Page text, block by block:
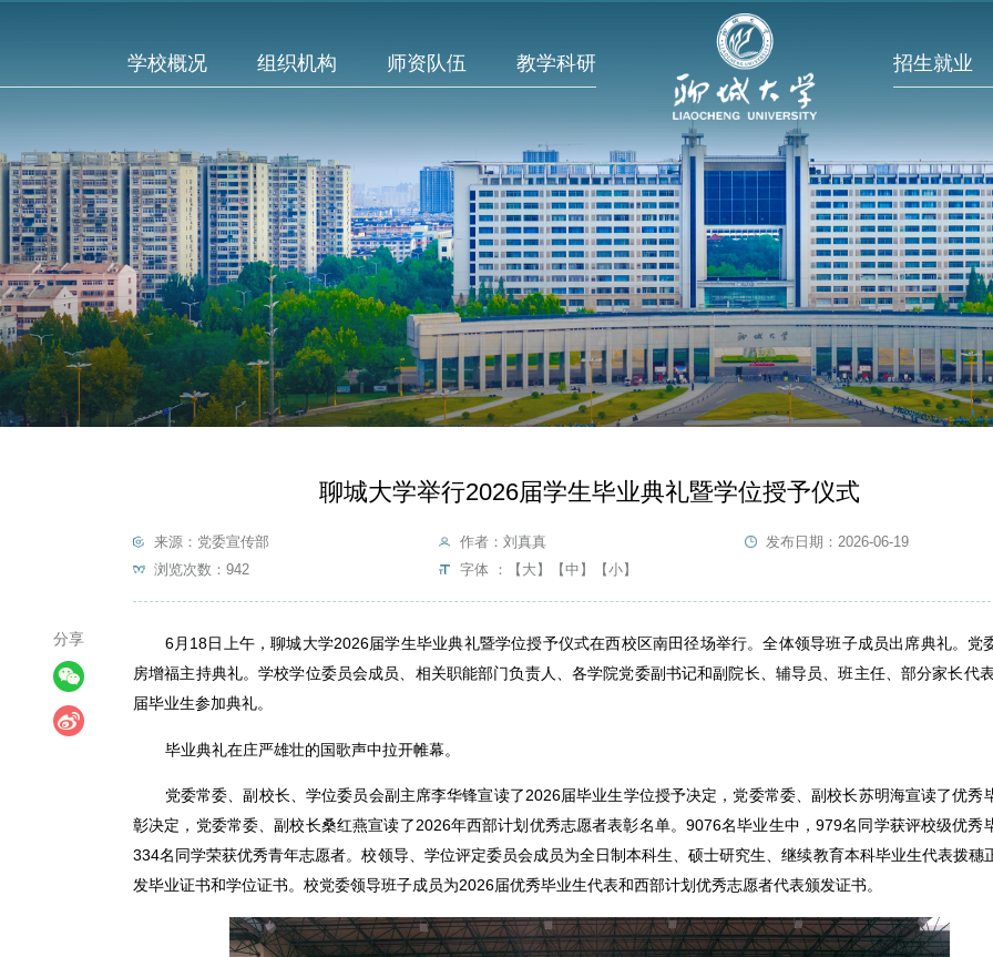
学校概况 组织机构 师资队伍 教学科研 招生就业
聊城大学举行2026届学生毕业典礼暨学位授予仪式
来源：党委宣传部 作者：刘真真
发布日期：2026-06-19
浏览次数：942 字体 ： 【大】 【中】 【小】
6月18日上午，聊城大学2026届学生毕业典礼暨学位授予仪式在西校区南田径场举行。全体领导班子成员出席典礼。党
房增福主持典礼。学校学位委员会成员、相关职能部门负责人、各学院党委副书记和副院长、辅导员、班主任、部分家长代
届毕业生参加典礼。
毕业典礼在庄严雄壮的国歌声中拉开帷幕。
党委常委、副校长、学位委员会副主席李华锋宣读了2026届毕业生学位授予决定，党委常委、副校长苏明海宣读了优秀
彰决定，党委常委、副校长桑红燕宣读了2026年西部计划优秀志愿者表彰名单。9076名毕业生中，979名同学获评校级优秀
334名同学荣获优秀青年志愿者。校领导、学位评定委员会成员为全日制本科生、硕士研究生、继续教育本科毕业生代表拨穗
发毕业证书和学位证书。校党委领导班子成员为2026届优秀毕业生代表和西部计划优秀志愿者代表颁发证书。
分享